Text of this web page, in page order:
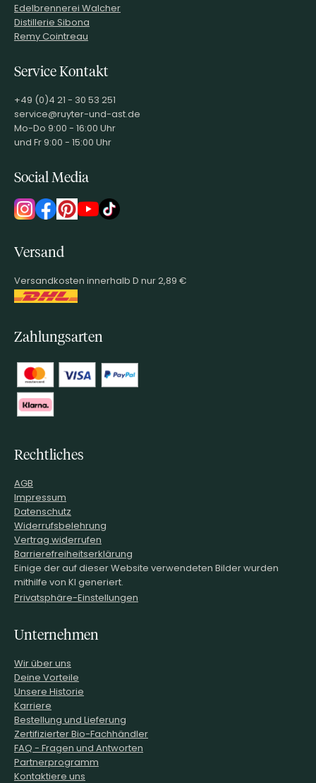
Edelbrennerei Walcher
Distillerie Sibona
Remy Cointreau
Service Kontakt
+49 (0)4 21 - 30 53 251
service@ruyter-und-ast.de
Mo-Do 9:00 - 16:00 Uhr
und Fr 9:00 - 15:00 Uhr
Social Media
Versand
Versandkosten innerhalb D nur 2,89 €
Zahlungsarten
Rechtliches
AGB
Impressum
Datenschutz
Widerrufsbelehrung
Vertrag widerrufen
Barrierefreiheitserklärung
Einige der auf dieser Website verwendeten Bilder wurden
mithilfe von KI generiert.
Privatsphäre-Einstellungen
Unternehmen
Wir über uns
Deine Vorteile
Unsere Historie
Karriere
Bestellung und Lieferung
Zertifizierter Bio-Fachhändler
FAQ - Fragen und Antworten
Partnerprogramm
Kontaktiere uns